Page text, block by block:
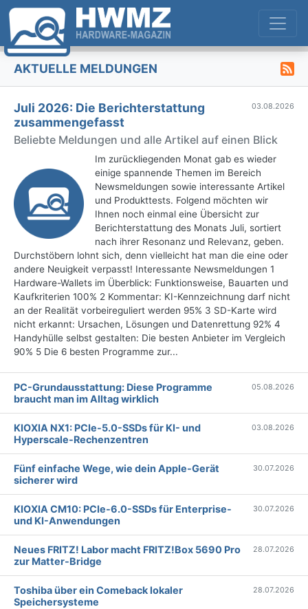
AKTUELLE MELDUNGEN
03.08.2026
Juli 2026: Die Bericht­erstattung
zusammengefasst
Beliebte Meldungen und alle Artikel auf einen Blick
Im zurückliegenden Monat gab es wieder
einige spannende Themen im Bereich
Newsmeldungen sowie interessante Artikel
und Produkttests. Folgend möchten wir
Ihnen noch einmal eine Übersicht zur
Berichterstattung des Monats Juli, sortiert
nach ihrer Resonanz und Relevanz, geben.
Durchstöbern lohnt sich, denn vielleicht hat man die eine oder
andere Neuigkeit verpasst! Interessante Newsmeldungen 1
Hardware-Wallets im Überblick: Funktionsweise, Bauarten und
Kaufkriterien 100% 2 Kommentar: KI-Kennzeichnung darf nicht
an der Realität vorbeireguliert werden 95% 3 SD-Karte wird
nicht erkannt: Ursachen, Lösungen und Datenrettung 92% 4
Handyhülle selbst gestalten: Die besten Anbieter im Vergleich
90% 5 Die 6 besten Programme zur...
PC-Grundausstattung: Diese Programme
braucht man im Alltag wirklich
05.08.2026
KIOXIA NX1: PCIe-5.0-SSDs für KI- und
Hyperscale-Rechenzentren
03.08.2026
Fünf einfache Wege, wie dein Apple-Gerät
sicherer wird
30.07.2026
KIOXIA CM10: PCIe-6.0-SSDs für Enterprise-
und KI-Anwendungen
30.07.2026
Neues FRITZ! Labor macht FRITZ!Box 5690 Pro
zur Matter-Bridge
28.07.2026
Toshiba über ein Comeback lokaler
Speichersysteme
28.07.2026